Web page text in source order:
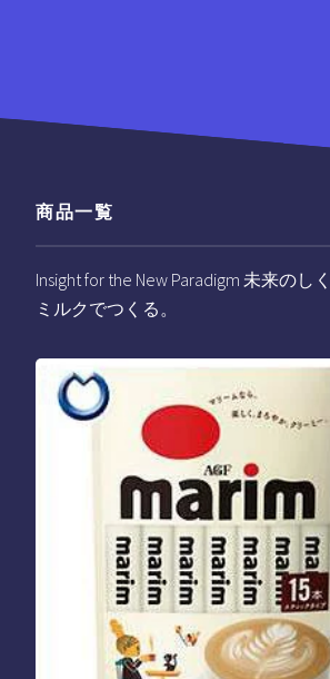
商品一覧
Insight for the New Paradigm 未来のし
ミルクでつくる。